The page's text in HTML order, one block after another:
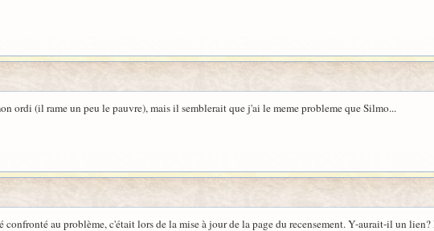
ordi (il rame un peu le pauvre), mais il semblerait que j'ai le meme probleme que Silmo...
confronté au problème, c'était lors de la mise à jour de la page du recensement. Y-aurait-il un